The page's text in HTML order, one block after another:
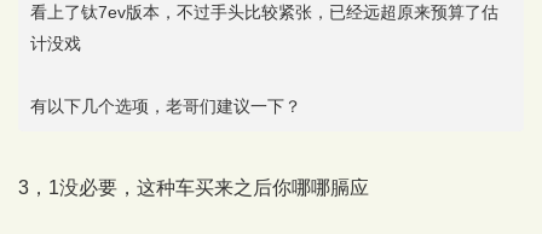
看上了钛7ev版本，不过手头比较紧张，已经远超原来预算了估
计没戏
有以下几个选项，老哥们建议一下？
3，1没必要，这种车买来之后你哪哪膈应